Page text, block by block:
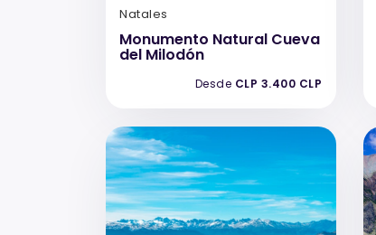
Natales
Monumento Natural Cueva
del Milodón
Desde CLP 3.400 CLP